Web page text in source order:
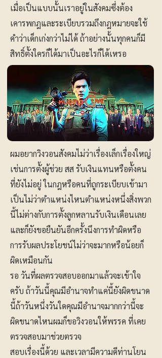
เมื่อเป็นแบบนั้นเราอยู่ในสังคมซึ่งต้อง
เคารพกฎและระเบียบรวมถึงกฎหมายจะใช้
คำว่าเด็กเก่งกว่าไม่ได้ ถ้าอย่างนั้นทุกคนก็มี
สิทธิ์ตั้งใครก็ได้มาเป็นอะไรก็ได้เหรอ
ผมอยากวิงวอนสังคมไม่ว่าเรื่องเล็กเรื่องใหญ่
เช่นการตั้งผู้ช่วย สส รับเงินแทนหรือตั้งคน
ที่ยังไม่อยู่ ในกฎหรือคนที่ถูกระเบียบเข้ามา
เป็นไม่ว่าตำแหน่งไหนตำแหน่งหนึ่งสิ่งพวก
นี้ไม่ต่างกับการตั้งลูกหลานรับเงินเดือนเลย
และก็ยังขอยืนยันอีกครั้งนึงการทำผิดหรือ
การรับผลประโยชน์ไม่ว่าจะมากหรือน้อยก็
ผิดเหมือนกัน
รอ วันที่ผลตรวจสอบออกมาแล้วจะเข้าใจ
ครับ ถ้าวันนี้คุณมีอำนาจทำแค่นี้ยังผิดขนาด
นี้ถ้าวันหนึ่งวันใดคุณมีอำนาจมากกว่านี้จะ
ผิดขนาดไหนผมก็ขอวิงวอนให้พรรค ที่เคย
ตรวจสอบมาช่วยตรวจ
สอบเรื่องนี้ด้วย และเวลามีความดีท่านโยน